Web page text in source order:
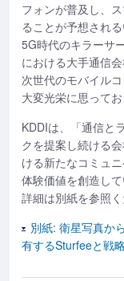
フォンが普及し、
ることが予想され
5G時代のキラーサ
における大手通信
次世代のモバイル
大変光栄に思ってお
KDDIは、「通信と
クを提案し続ける
ける新たなコミュ
体験価値を創造して
詳細は別紙を参照く
別紙: 衛星写真か
有するSturfeeと戦